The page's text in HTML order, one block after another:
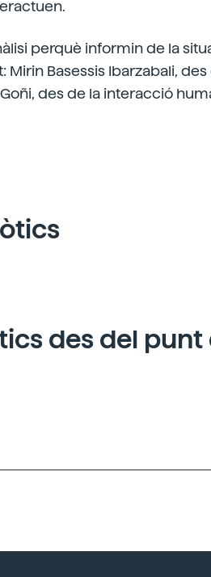
perquè informin de la
Basessis Ibarzabali,
des de la interacció
des del punt